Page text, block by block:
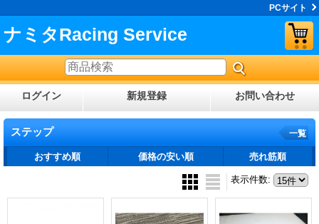
PCサイト
ナミタRacing Service
ログイン 新規登録 お問い合わせ
ステップ 一覧
おすすめ順 価格の安い順 売れ筋順
表示件数: